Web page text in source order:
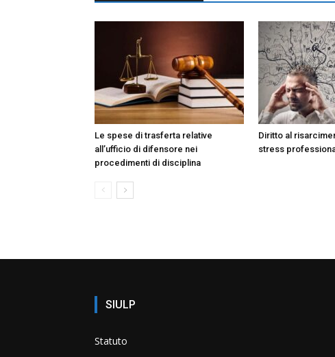
Le spese di trasferta relative
all’ufficio di difensore nei
procedimenti di disciplina
Diritto al
stress
SIULP
Statuto